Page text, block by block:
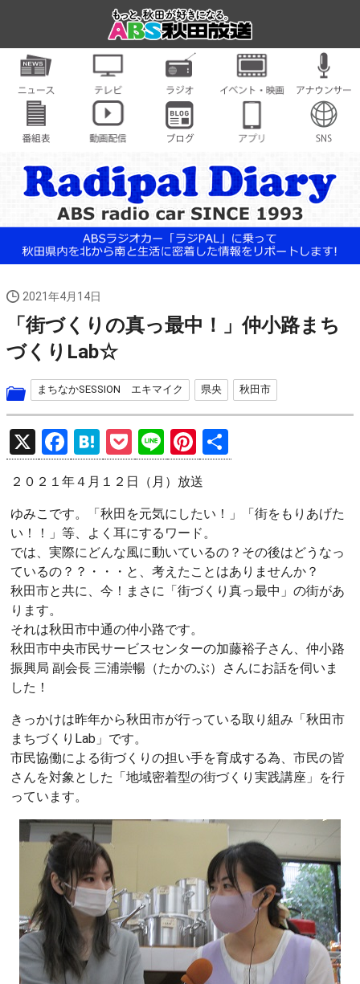
2021年4月14日
「街づくりの真っ最中！」仲小路まち
づくりLab☆
まちなかSESSION エキマイク 県央 秋田市
X
F
a
ce
b
o
o
k
H
at
e
n
a
P
o
ck
et
Li
n
e
Pi
nt
er
es
t
有
２０２１年４月１２日（月）放送
ゆみこです。「秋田を元気にしたい！」「街をもりあげた
い！！」等、よく耳にするワード。
では、実際にどんな風に動いているの？その後はどうなっ
ているの？？・・・と、考えたことはありませんか？
秋田市と共に、今！まさに「街づくり真っ最中」の街があ
ります。
それは秋田市中通の仲小路です。
秋田市中央市民サービスセンターの加藤裕子さん、仲小路
振興局 副会長 三浦崇暢（たかのぶ）さんにお話を伺いま
した！
きっかけは昨年から秋田市が行っている取り組み「秋田市
まちづくりLab」です。
市民協働による街づくりの担い手を育成する為、市民の皆
さんを対象とした「地域密着型の街づくり実践講座」を行
っています。